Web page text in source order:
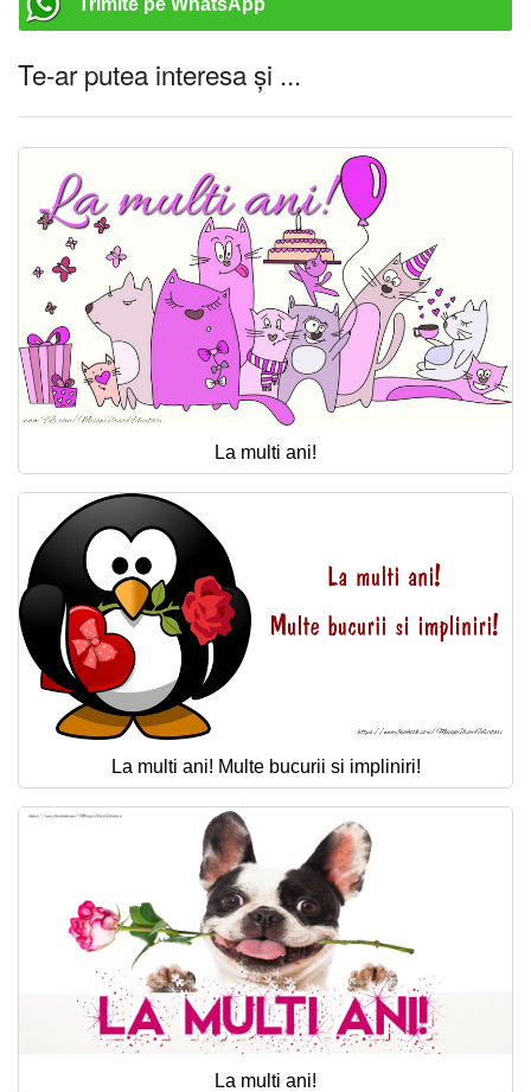
Te-ar putea interesa și ...
La multi ani!
La multi ani! Multe bucurii si impliniri!
La multi ani!